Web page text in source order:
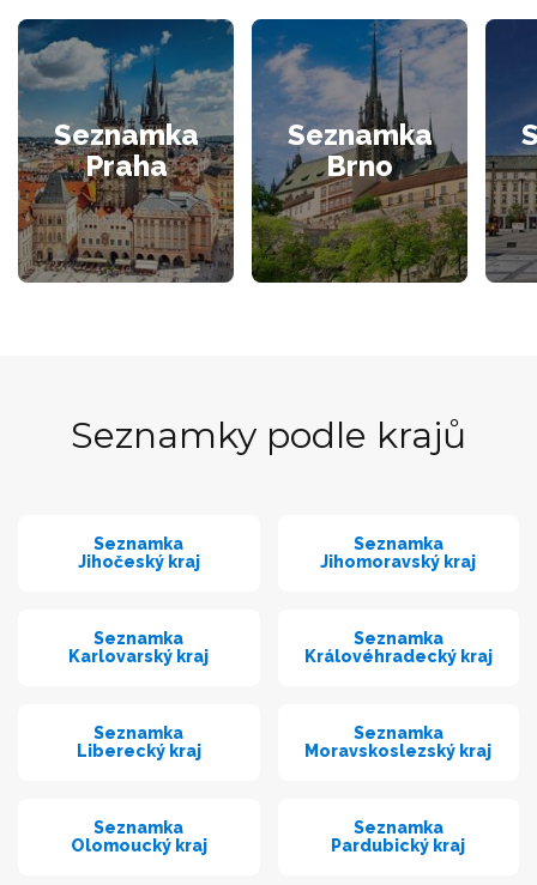
Seznamka
Praha
Seznamka
Brno
Seznamky podle krajů
Seznamka
Jihočeský kraj
Seznamka
Jihomoravský kraj
Seznamka
Karlovarský kraj
Seznamka
Královéhradecký kraj
Seznamka
Liberecký kraj
Seznamka
Moravskoslezský kraj
Seznamka
Olomoucký kraj
Seznamka
Pardubický kraj